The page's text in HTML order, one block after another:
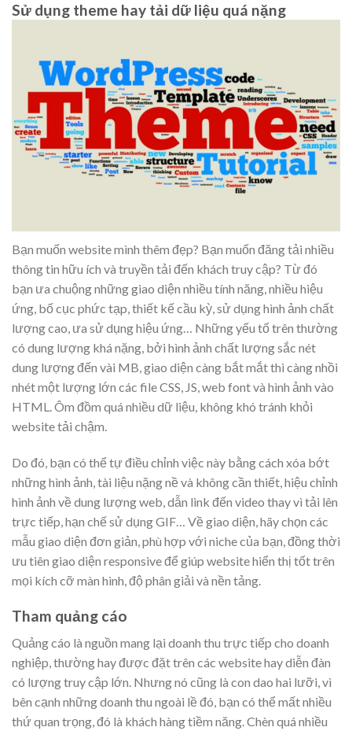
Sử dụng theme hay tải dữ liệu quá nặng
Bạn muốn website mình thêm đẹp? Bạn muốn đăng tải nhiều
thông tin hữu ích và truyền tải đến khách truy cập? Từ đó
bạn ưa chuộng những giao diện nhiều tính năng, nhiều hiệu
ứng, bố cục phức tạp, thiết kế cầu kỳ, sử dụng hình ảnh chất
lượng cao, ưa sử dụng hiệu ứng… Những yếu tố trên thường
có dung lượng khá nặng, bởi hình ảnh chất lượng sắc nét
dung lượng đến vài MB, giao diện càng bắt mắt thì càng nhồi
nhét một lượng lớn các file CSS, JS, web font và hình ảnh vào
HTML. Ôm đồm quá nhiều dữ liệu, không khó tránh khỏi
website tải chậm.
Do đó, bạn có thể tự điều chỉnh việc này bằng cách xóa bớt
những hình ảnh, tài liệu nặng nề và không cần thiết, hiệu chỉnh
hình ảnh về dung lượng web, dẫn link đến video thay vì tải lên
trực tiếp, hạn chế sử dụng GIF… Về giao diện, hãy chọn các
mẫu giao diện đơn giản, phù hợp với niche của bạn, đồng thời
ưu tiên giao diện responsive để giúp website hiển thị tốt trên
mọi kích cỡ màn hình, độ phân giải và nền tảng.
Tham quảng cáo
Quảng cáo là nguồn mang lại doanh thu trực tiếp cho doanh
nghiệp, thường hay được đặt trên các website hay diễn đàn
có lượng truy cập lớn. Nhưng nó cũng là con dao hai lưỡi, vì
bên cạnh những doanh thu ngoài lề đó, bạn có thể mất nhiều
thứ quan trọng, đó là khách hàng tiềm năng. Chèn quá nhiều